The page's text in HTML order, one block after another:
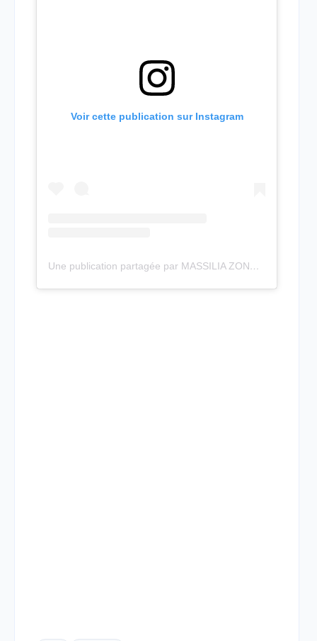
Voir cette publication sur Instagram
Une publication partagée par MASSILIA ZONE (@massiliazone)